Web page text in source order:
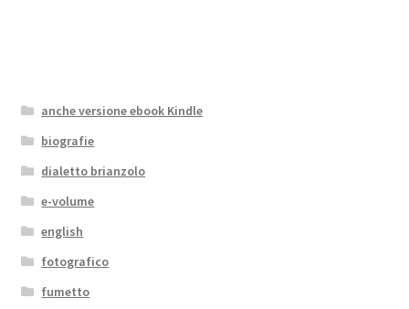
anche versione ebook Kindle
biografie
dialetto brianzolo
e-volume
english
fotografico
fumetto